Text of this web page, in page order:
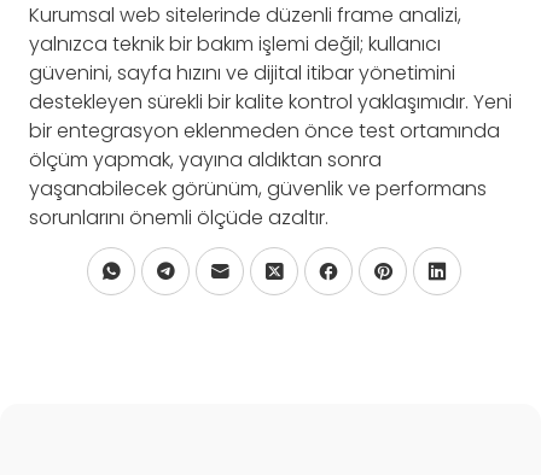
Kurumsal web sitelerinde düzenli frame analizi,
yalnızca teknik bir bakım işlemi değil; kullanıcı
güvenini, sayfa hızını ve dijital itibar yönetimini
destekleyen sürekli bir kalite kontrol yaklaşımıdır. Yeni
bir entegrasyon eklenmeden önce test ortamında
ölçüm yapmak, yayına aldıktan sonra
yaşanabilecek görünüm, güvenlik ve performans
sorunlarını önemli ölçüde azaltır.